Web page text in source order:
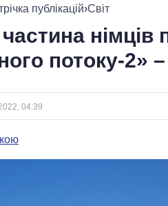
УСІ ПОЛІТИКИ ПРЕЗИДЕНТ І ОФІС
публікацій›Світ
німців
потоку-2»
04:39